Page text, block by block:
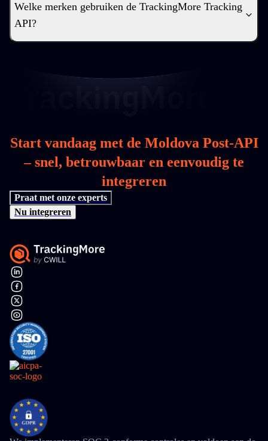
Welke merken gebruiken de TrackingMore Tracking
API?
Start vandaag met de Moldova Post-API
– snel, betrouwbaar en eenvoudig te
integreren
Praat met onze experts
Nu integreren